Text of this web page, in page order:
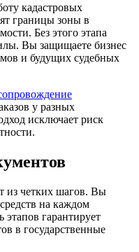
кадастровых
границы зоны в
Без этого этапа
Вы защищаете бизнес
и будущих судебных
у разных
исключает риск
из четких шагов. Вы
на каждом
гарантирует
в государственные